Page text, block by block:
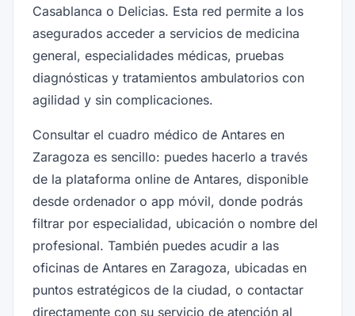
Casablanca o Delicias. Esta red permite a los
asegurados acceder a servicios de medicina
general, especialidades médicas, pruebas
diagnósticas y tratamientos ambulatorios con
agilidad y sin complicaciones.
Consultar el cuadro médico de Antares en
Zaragoza es sencillo: puedes hacerlo a través
de la plataforma online de Antares, disponible
desde ordenador o app móvil, donde podrás
filtrar por especialidad, ubicación o nombre del
profesional. También puedes acudir a las
oficinas de Antares en Zaragoza, ubicadas en
puntos estratégicos de la ciudad, o contactar
directamente con su servicio de atención al